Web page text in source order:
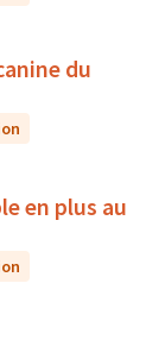
du
en plus au